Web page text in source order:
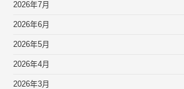
2026年7月
2026年6月
2026年5月
2026年4月
2026年3月